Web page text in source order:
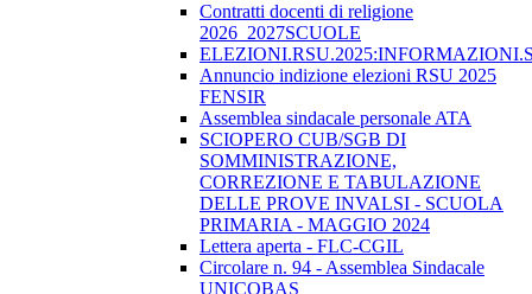
Contratti docenti di religione
2026_2027SCUOLE
Annuncio indizione elezioni RSU 2025
FENSIR
Assemblea sindacale personale ATA
SCIOPERO CUB/SGB DI
SOMMINISTRAZIONE,
CORREZIONE E TABULAZIONE
DELLE PROVE INVALSI - SCUOLA
PRIMARIA - MAGGIO 2024
Lettera aperta - FLC-CGIL
Circolare n. 94 - Assemblea Sindacale
UNICOBAS